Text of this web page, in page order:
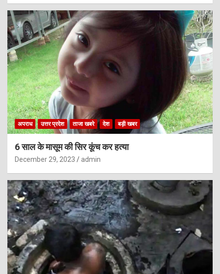
अपराध उत्तर प्रदेश ताजा खबरे देश बड़ी खबर
6 साल के मासूम की सिर कूंच कर हत्या
December 29, 2023 admin